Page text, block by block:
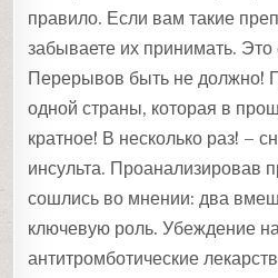
правило. Если вам такие
забываете их принимать. Это
Перерывов быть не должно!
одной страны, которая в
кратное! В несколько раз! –
инсульта. Проанализировав
сошлись во мнении: два
ключевую роль. Убеждение
антитромботические